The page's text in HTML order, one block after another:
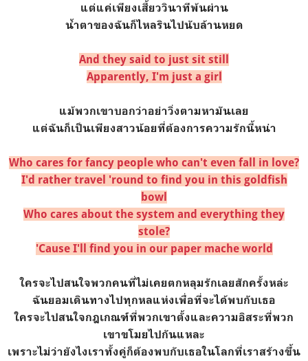
แต่แค่เพียงเสี้ยววินาทีพ้นผ่าน
น้ำตาของฉันก็ไหลรินไปนับล้านหยด
And they said to just sit still
Apparently, I'm just a girl
แม้พวกเขาบอกว่าอย่าวิ่งตามหามันเลย
แต่ฉันก็เป็นเพียงสาวน้อยที่ต้องการความรักนี้หน่า
Who cares for fancy people who can't even fall in love?
I'd rather travel 'round to find you in this goldfish
bowl
Who cares about the system and everything they
stole?
'Cause I'll find you in our paper mache world
ใครจะไปสนใจพวกคนที่ไม่เคยตกหลุมรักเลยสักครั้งหล่ะ
ฉันยอมเดินทางไปทุกหลแห่งเพื่อที่จะได้พบกับเธอ
ใครจะไปสนใจกฎเกณฑ์ที่พวกเขาตั้งและความอิสระที่พวก
เขาขโมยไปกันแหละ
เพราะไม่ว่ายังไงเราทั้งคู่ก็ต้องพบกับเธอในโลกที่เราสร้างขึ้น